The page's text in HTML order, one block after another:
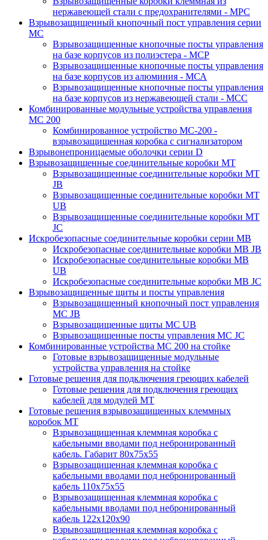
нержавеющей стали с предохранителями - МРС
Взрывозащищенный кнопочный пост управления серии
MC
Взрывозащищенные кнопочные посты управления
на базе корпусов из полиэстера - МСР
Взрывозащищенные кнопочные посты управления
на базе корпусов из алюминия - МСА
Взрывозащищенные кнопочные посты управления
на базе корпусов из нержавеющей стали - МСС
Комбинированные модульные устройства управления
MC 200
Комбинированное устройство МС-200 -
взрывозащищенная коробка с сигнализатором
Взрывонепроницаемые оболочки серии D
Взрывозащищенные соединительные коробки МТ
Взрывозащищенные соединительные коробки МТ
JB
Взрывозащищенные соединительные коробки MT
UB
Взрывозащищенные соединительные коробки МТ
JC
Искробезопасные соединительные коробки серии МВ
Искробезопасные соединительные коробки MB JB
Искробезопасные соединительные коробки MB
UB
Искробезопасные соединительные коробки МB JC
Взрывозащищенные щиты и посты управления
Взрывозащищенный кнопочный пост управления
MC JB
Взрывозащищенные щиты MC UB
Взрывозащищенные посты управления MC JC
Комбинированные устройства MC 200 на стойке
Готовые взрывозащищенные модульные
устройства управления на стойке
Готовые решения для подключения греющих кабелей
Готовые решения для подключения греющих
кабелей для модулей МТ
Готовые решения взрывозащищенных клеммных
коробок МТ
Взрывозащищенная клеммная коробка с
кабельными вводами под небронированный
кабель. Габарит 80х75х55
Взрывозащищенная клеммная коробка с
кабельными вводами под небронированный
кабель 110х75х55
Взрывозащищенная клеммная коробка с
кабельными вводами под небронированный
кабель 122х120х90
Взрывозащищенная клеммная коробка с